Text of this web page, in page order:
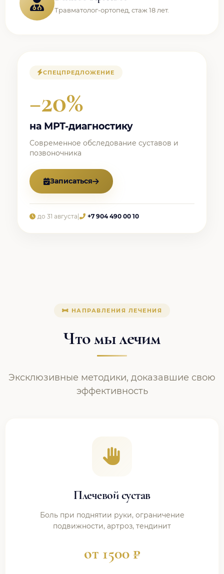
Травматолог-ортопед, стаж 18 лет.
СПЕЦПРЕДЛОЖЕНИЕ
−20%
на МРТ-диагностику
Современное обследование суставов и
позвоночника
Записаться
до 31 августа +7 904 490 00 10
НАПРАВЛЕНИЯ ЛЕЧЕНИЯ
Что мы лечим
Эксклюзивные методики, доказавшие свою
эффективность
Плечевой сустав
Боль при поднятии руки, ограничение
подвижности, артроз, тендинит
от 1500 ₽